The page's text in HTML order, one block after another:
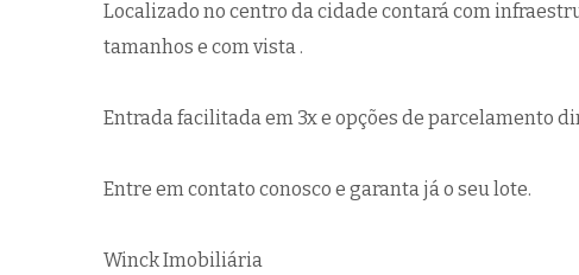
Localizado no centro da cidade contará com
tamanhos e com vista .
Entrada facilitada em 3x e opções de parcelamento
Entre em contato conosco e garanta já o seu lote.
Winck Imobiliária